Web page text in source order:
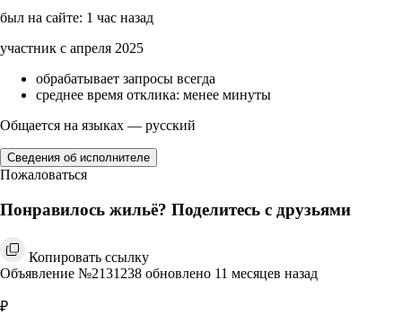
был на сайте: 1 час назад
участник с апреля 2025
обрабатывает запросы всегда
среднее время отклика: менее минуты
Общается на языках — русский
Сведения об исполнителе
Пожаловаться
Понравилось жильё? Поделитесь с друзьями
Копировать ссылку
Объявление №2131238 обновлено 11 месяцев назад
₽